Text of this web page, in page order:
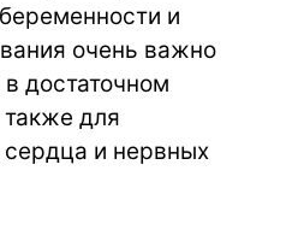
и
очень важно
достаточном
для
и нервных